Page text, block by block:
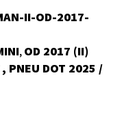
II-OD-2017-
, OD 2017 (II)
PNEU DOT 2025 /